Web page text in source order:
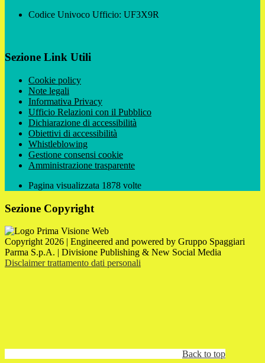
Codice Univoco Ufficio: UF3X9R
Sezione Link Utili
Cookie policy
Note legali
Informativa Privacy
Ufficio Relazioni con il Pubblico
Dichiarazione di accessibilità
Obiettivi di accessibilità
Whistleblowing
Gestione consensi cookie
Amministrazione trasparente
Pagina visualizzata 1878 volte
Sezione Copyright
Copyright 2026 | Engineered and powered by Gruppo Spaggiari
Parma S.p.A. | Divisione Publishing & New Social Media
Disclaimer trattamento dati personali
Back to top